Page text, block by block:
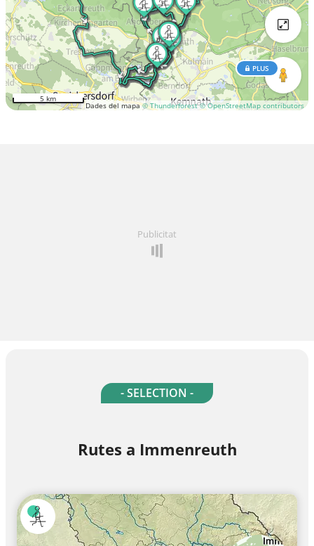
Dades del mapa© Thunderforest © OpenStreetMap contributors
PLUS
5 km
Publicitat
- SELECTION -
Rutes a Immenreuth